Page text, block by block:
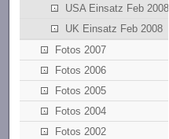
USA Einsatz Feb 2008
UK Einsatz Feb 2008
Fotos 2007
Fotos 2006
Fotos 2005
Fotos 2004
Fotos 2002